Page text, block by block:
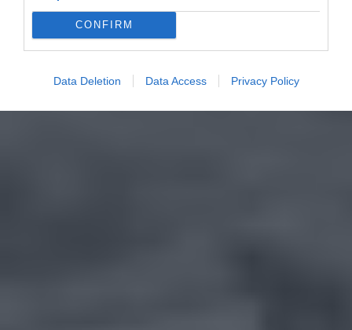
CONFIRM
Data Deletion Data Access Privacy Policy